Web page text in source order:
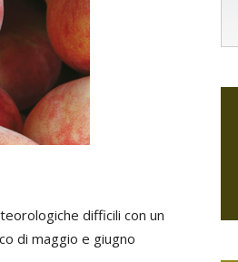
difficili con un
di maggio e giugno